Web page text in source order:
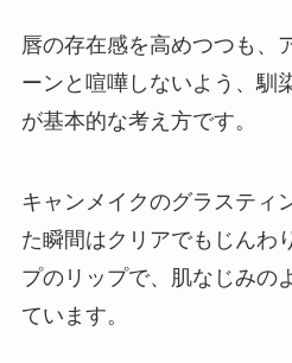
唇の存在感を高めつつも、
ーンと喧嘩しないよう、馴
が基本的な考え方です。
キャンメイクのグラスティ
た瞬間はクリアでもじんわ
プのリップで、肌なじみの
ています。